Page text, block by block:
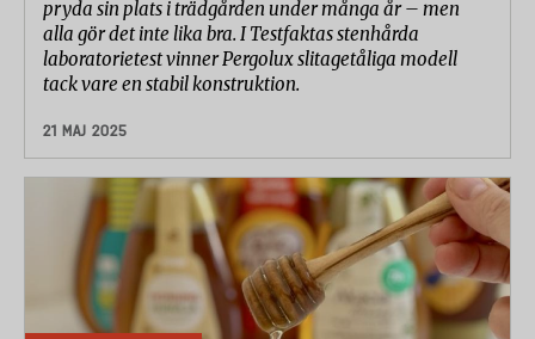
pryda sin plats i trädgården under många år – men
alla gör det inte lika bra. I Testfaktas stenhårda
laboratorietest vinner Pergolux slitagetåliga modell
tack vare en stabil konstruktion.
21 MAJ 2025